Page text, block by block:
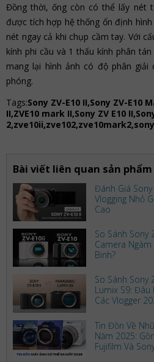
Đồng thời, ống còn có thể lấy nét
được tích hợp hệ thống ổn định
nét ngay cả khi chụp cầm tay. Với
kính phi cầu và 1 thấu kính phân
mang lại hình ảnh có độ phân
phóng.
Tags:Sony ZV-E10 II,Sony ZV-E10
II,ZVE10 mark II,Sony ZV E10
Bài viết liên quan sản phẩm
Đánh Giá Sony
Vlogging Nhỏ
Cao
So Sánh Sony
Camera
Binh?
So Sánh Sony
Lumix S9: Đâu
Các Vlogger
Tin Đồn Về
Năm 2025:
Fujifilm Và